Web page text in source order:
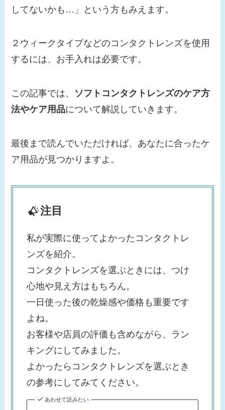
してないかも…」という方もみえます。
２ウィークタイプなどのコンタクトレンズを使用
するには、お手入れは必要です。
この記事では、 ソフトコンタクトレンズのケア方
法やケア用品について解説していきます。
最後まで読んでいただければ、あなたに合ったケ
ア用品が見つかりますよ。
注目
私が実際に使ってよかったコンタクトレ
ンズを紹介。
コンタクトレンズを選ぶときには、つけ
心地や見え方はもちろん。
一日使った後の乾燥感や価格も重要です
よね。
お客様や店員の評価も含めながら、ラン
キングにしてみました。
よかったらコンタクトレンズを選ぶとき
の参考にしてみてください。
あわせて読みたい